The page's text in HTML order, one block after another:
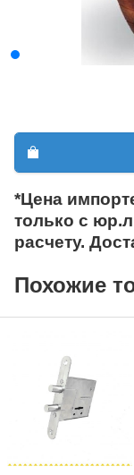
*Цена
только с
расчету.
Похожие